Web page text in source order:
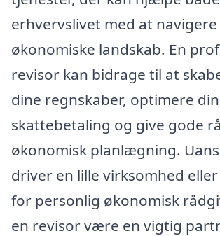
erhvervslivet med at
økonomiske landskab. En
revisor kan bidrage til at
dine regnskaber, optimere din
skattebetaling og give gode
økonomisk planlægning.
driver en lille virksomhed
for personlig økonomisk
en revisor være en vigtig